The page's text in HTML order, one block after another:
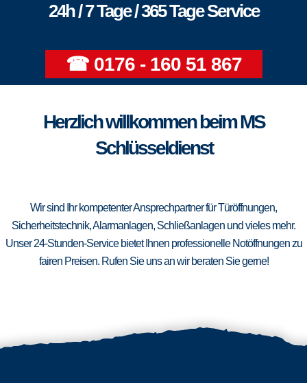
24h / 7 Tage / 365 Tage Service
☎ 0176 - 160 51 867
Herzlich willkommen beim MS
Schlüsseldienst
Wir sind Ihr kompetenter Ansprechpartner für Türöffnungen,
Sicherheitstechnik, Alarmanlagen, Schließanlagen und vieles mehr.
Unser 24-Stunden-Service bietet Ihnen professionelle Notöffnungen zu
fairen Preisen. Rufen Sie uns an wir beraten Sie gerne!